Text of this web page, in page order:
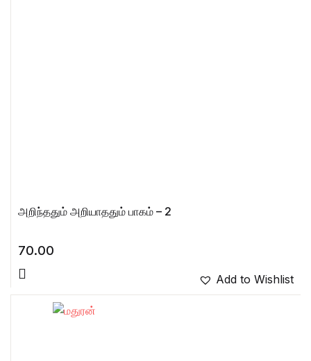
அறிந்ததும் அறியாததும் பாகம் – 2
70.00
Add to Wishlist